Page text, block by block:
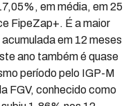
em média, em 25
FipeZap+. É a maior
em 12 meses
ano também é quase
período pelo IGP-M
FGV, conhecido como